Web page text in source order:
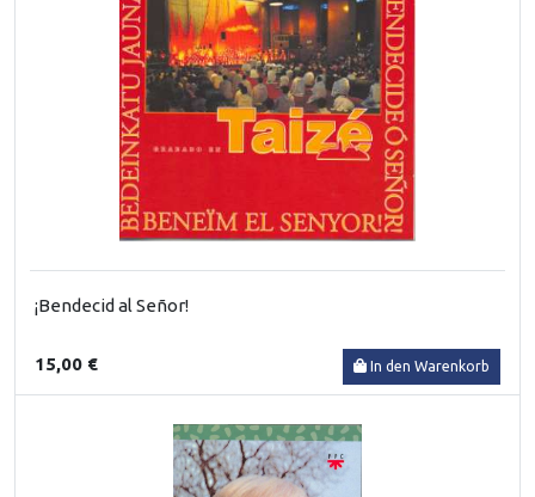
¡Bendecid al Señor!
15,00 € In den Warenkorb